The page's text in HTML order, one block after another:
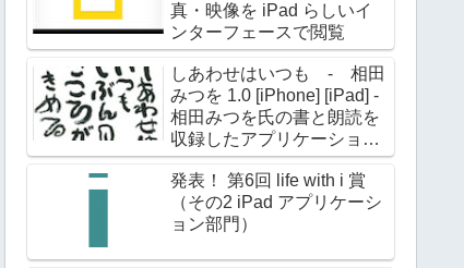
真・映像を iPad らしいイ
ンターフェースで閲覧
しあわせはいつも - 相田
みつを 1.0 [iPhone] [iPad] -
相田みつを氏の書と朗読を
収録したアプリケーション
第二弾
発表！ 第6回 life with i 賞
（その2 iPad アプリケーシ
ョン部門）